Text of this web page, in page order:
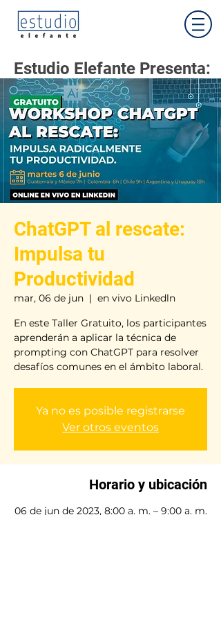
Estudio Elefante Presenta:
ChatGPT al rescate:
Impulsa tu
Productividad
mar, 06 de jun
  |
en vivo Linkedln
En este Taller Gratuito, los participantes
aprenderán a aplicar la técnica de
prompting con ChatGPT para resolver
desafíos comunes en el ámbito laboral.
Ya no es posible registrarse
Ver otros eventos
Horario y ubicación
06 de jun de 2023, 8:00 a. m. – 9:00 a. m.